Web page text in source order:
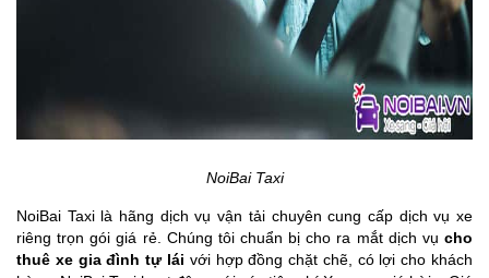
NoiBai Taxi
NoiBai Taxi là hãng dịch vụ vận tải chuyên cung cấp dịch vụ xe
riêng trọn gói giá rẻ. Chúng tôi chuẩn bị cho ra mắt dịch vụ cho
thuê xe gia đình tự lái với hợp đồng chặt chẽ, có lợi cho khách